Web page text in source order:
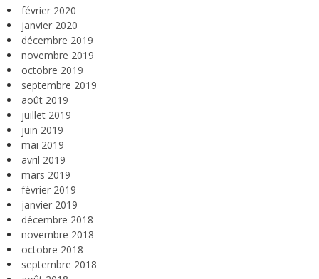
février 2020
janvier 2020
décembre 2019
novembre 2019
octobre 2019
septembre 2019
août 2019
juillet 2019
juin 2019
mai 2019
avril 2019
mars 2019
février 2019
janvier 2019
décembre 2018
novembre 2018
octobre 2018
septembre 2018